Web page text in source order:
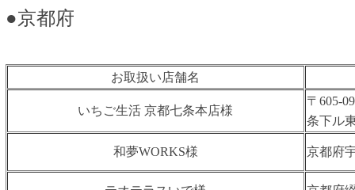
●京都府
お取扱い店舗名
いちご⽣活 京都七条本店様
〒605-
条下ル
和夢WORKS様 京都府